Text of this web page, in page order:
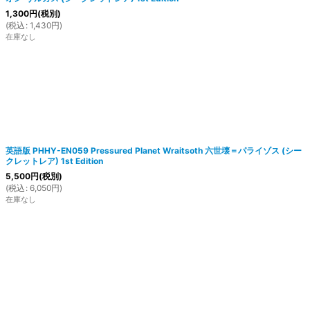
1,300円(税別)
(税込 : 1,430円)
在庫なし
英語版 PHHY-EN059 Pressured Planet Wraitsoth 六世壊＝パライゾス (シー
クレットレア) 1st Edition
5,500円(税別)
(税込 : 6,050円)
在庫なし